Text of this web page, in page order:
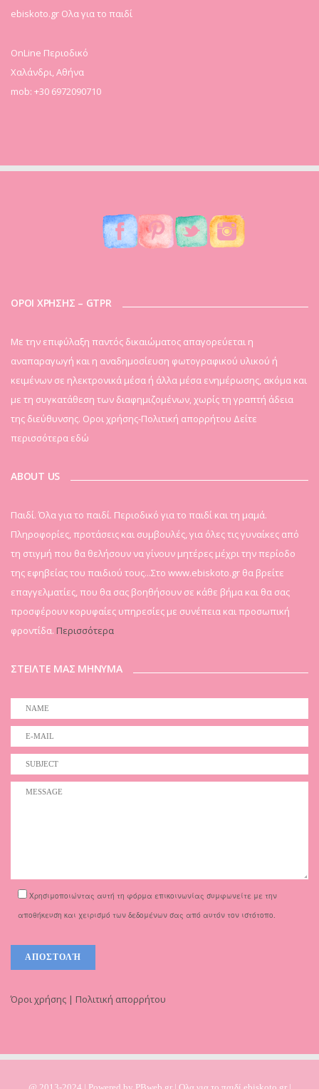
ebiskoto.gr Ολα για το παιδί
OnLine Περιοδικό
Χαλάνδρι, Αθήνα
mob: +30 6972090710
ΟΡΟΙ ΧΡΗΣΗΣ – GTPR
Mε την επιφύλαξη παντός δικαιώματος απαγορεύεται η
αναπαραγωγή και η αναδημοσίευση φωτογραφικού υλικού ή
κειμένων σε ηλεκτρονικά μέσα ή άλλα μέσα ενημέρωσης, ακόμα και
με τη συγκατάθεση των διαφημιζομένων, χωρίς τη γραπτή άδεια
της διεύθυνσης. Οροι χρήσης-Πολιτική απορρήτου Δείτε
περισσότερα εδώ
ABOUT US
Παιδί. Όλα για το παιδί. Περιοδικό για το παιδί και τη μαμά.
Πληροφορίες, προτάσεις και συμβουλές, για όλες τις γυναίκες από
τη στιγμή που θα θελήσουν να γίνουν μητέρες μέχρι την περίοδο
της εφηβείας του παιδιού τους...Στο www.ebiskoto.gr θα βρείτε
επαγγελματίες, που θα σας βοηθήσουν σε κάθε βήμα και θα σας
προσφέρουν κορυφαίες υπηρεσίες με συνέπεια και προσωπική
φροντίδα. Περισσότερα
ΣΤΕΙΛΤΕ ΜΑΣ ΜΗΝΥΜΑ
Χρησιμοποιώντας αυτή τη φόρμα επικοινωνίας συμφωνείτε με την
αποθήκευση και χειρισμό των δεδομένων σας από αυτόν τον ιστότοπο.
Όροι χρήσης | Πολιτική απορρήτου